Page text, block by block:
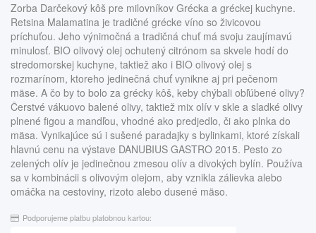
Zorba Darčekový kôš pre milovníkov Grécka a gréckej kuchyne.
Retsina Malamatina je tradičné grécke víno so živicovou
príchuťou. Jeho výnimočná a tradičná chuť má svoju zaujímavú
minulosť. BIO olivový olej ochutený citrónom sa skvele hodí do
stredomorskej kuchyne, taktiež ako i BIO olivový olej s
rozmarínom, ktoreho jedinečná chuť vynikne aj pri pečenom
mäse. A čo by to bolo za grécky kôš, keby chýbali obľúbené olivy?
Čerstvé vákuovo balené olivy, taktiež mix olív v skle a sladké olivy
plnené figou a mandľou, vhodné ako predjedlo, či ako plnka do
mäsa. Vynikajúce sú i sušené paradajky s bylinkami, ktoré získali
hlavnú cenu na výstave DANUBIUS GASTRO 2015. Pesto zo
zelených olív je jedinečnou zmesou olív a divokých bylín. Používa
sa v kombinácii s olivovým olejom, aby vznikla zálievka alebo
omáčka na cestoviny, rizoto alebo dusené mäso.
Podporujeme platbu platobnou kartou: